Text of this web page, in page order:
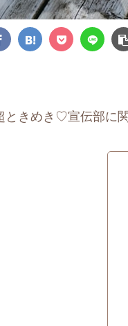
ときめき♡宣伝部に